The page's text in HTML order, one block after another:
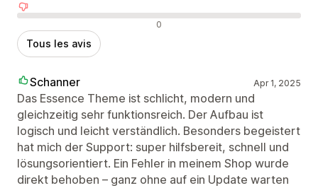
0
Tous les avis
Schanner Apr 1, 2025
Das Essence Theme ist schlicht, modern und
gleichzeitig sehr funktionsreich. Der Aufbau ist
logisch und leicht verständlich. Besonders begeistert
hat mich der Support: super hilfsbereit, schnell und
lösungsorientiert. Ein Fehler in meinem Shop wurde
direkt behoben – ganz ohne auf ein Update warten